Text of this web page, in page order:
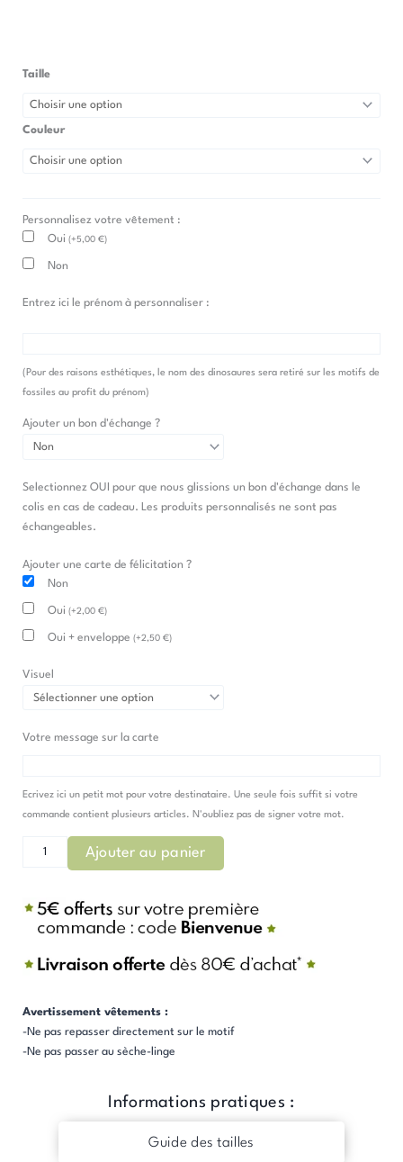
Taille
Couleur
Personnalisez votre vêtement :
Oui (+5,00 €)
Non
Entrez ici le prénom à personnaliser :
(Pour des raisons esthétiques, le nom des dinosaures sera retiré sur les motifs de
fossiles au profit du prénom)
Ajouter un bon d'échange ?
Selectionnez OUI pour que nous glissions un bon d'échange dans le
colis en cas de cadeau. Les produits personnalisés ne sont pas
échangeables.
Ajouter une carte de félicitation ?
Non
Oui (+2,00 €)
Oui + enveloppe (+2,50 €)
Visuel
Votre message sur la carte
Ecrivez ici un petit mot pour votre destinataire. Une seule fois suffit si votre
commande contient plusieurs articles. N'oubliez pas de signer votre mot.
de
Body
Famille
Ajouter au panier
Avertissement vêtements :
-Ne pas repasser directement sur le motif
-Ne pas passer au sèche-linge
Informations pratiques :
Guide des tailles